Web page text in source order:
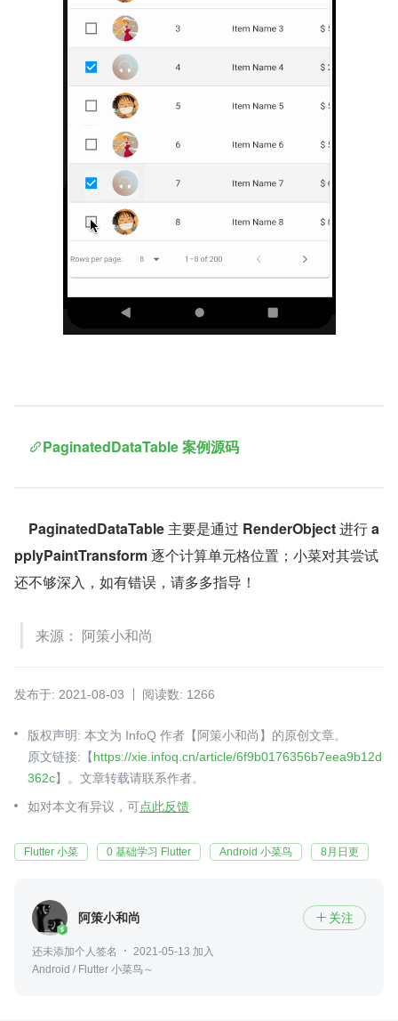
PaginatedDataTable 案例源码
PaginatedDataTable 主要是通过 RenderObject 进行 a
pplyPaintTransform 逐个计算单元格位置；小菜对其尝试
还不够深入，如有错误，请多多指导！
来源： 阿策小和尚
发布于: 2021-08-03 阅读数: 1266
版权声明: 本文为 InfoQ 作者【阿策小和尚】的原创文章。
原文链接:【https://xie.infoq.cn/article/6f9b0176356b7eea9b12d
362c】。文章转载请联系作者。
如对本文有异议，可点此反馈
Flutter 小菜 0 基础学习 Flutter Android 小菜鸟 8月日更
阿策小和尚  关注
还未添加个人签名
2021-05-13 加入
Android / Flutter 小菜鸟～